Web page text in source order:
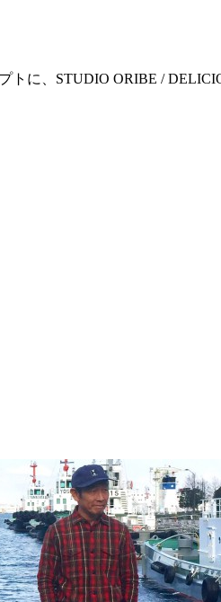
トに、STUDIO ORIBE /